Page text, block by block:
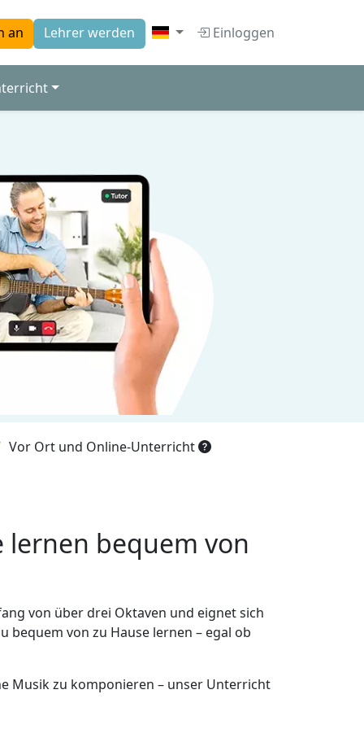
an Lehrer werden Einloggen
Vor Ort und Online-Unterricht
bequem von
von über drei Oktaven und eignet sich
von zu Hause lernen – egal ob
Musik zu komponieren – unser Unterricht